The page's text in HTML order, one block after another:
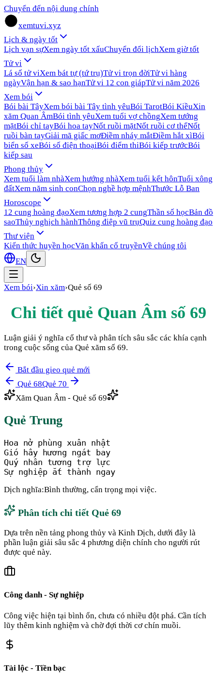
Chuyển đến nội dung chính
xemtuvi.xyz
Lịch & ngày tốt
Lịch vạn sựXem ngày tốt xấuChuyển đổi lịchXem giờ tốt
Tử vi
Lá số tử viXem bát tự (tứ trụ)Tử vi trọn đờiTử vi hàng
ngàyVận hạn & sao hạnTử vi 12 con giápTử vi năm 2026
Xem bói
Bói bài TâyXem bói bài Tây tình yêuBói TarotBói KiềuXin
xăm Quan ÂmBói tình yêuXem tuổi vợ chồngXem tướng
mặtBói chỉ tayBói hoa tayNốt ruồi mặtNốt ruồi cơ thểNốt
ruồi bàn tayGiải mã giấc mơĐiềm nháy mắtĐiềm hắt xìBói
biển số xeBói số điện thoạiBói điểm thiBói kiếp trướcBói
kiếp sau
Phong thủy
Xem tuổi làm nhàXem hướng nhàXem tuổi kết hônTuổi xông
đấtXem năm sinh conChọn nghề hợp mệnhThước Lỗ Ban
Horoscope
12 cung hoàng đạoXem tương hợp 2 cungThần số họcBản đồ
saoThủy nghịch hànhThông điệp vũ trụQuiz cung hoàng đạo
Thư viện
Kiến thức huyền họcVăn khấn cổ truyềnVề chúng tôi
EN
Xem bói›Xin xăm›Quẻ số 69
Chi tiết quẻ Quan Âm số 69
Luận giải ý nghĩa cổ thư và phân tích sâu sắc các khía cạnh
trong cuộc sống của Quẻ xăm số 69.
Bắt đầu gieo quẻ mới
Quẻ 68Quẻ 70
Xăm Quan Âm - Quẻ số 69
Quẻ Trung
Hoa nở phùng xuân nhật
Gió hây hương ngát bay
Quý nhân tương trợ lực
Sự nghiệp ắt thành ngay
Dịch nghĩa:Bình thường, cẩn trọng mọi việc.
Phân tích chi tiết Quẻ 69
Dựa trên nền tảng phong thủy và Kinh Dịch, dưới đây là
phần luận giải sâu sắc 4 phương diện chính cho người rút
được quẻ này.
Công danh - Sự nghiệp
Công việc hiện tại bình ổn, chưa có nhiều đột phá. Cần tích
lũy thêm kinh nghiệm và chờ đợi thời cơ chín muồi.
Tài lộc - Tiền bạc